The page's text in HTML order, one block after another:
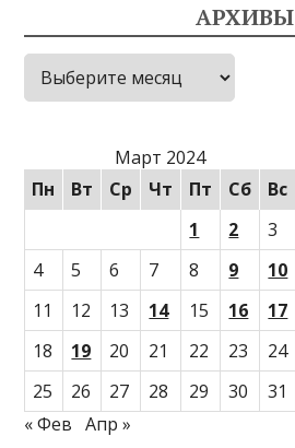
АРХИВЫ
Архивы
Март 2024
Пн
Вт Ср Чт Пт Сб
Вс
1
2
3
4
5 6 7 8 9
10
11
12 13 14 15 16
17
18
19 20 21 22 23
24
25
26 27 28 29 30
31
« Фев
Апр »